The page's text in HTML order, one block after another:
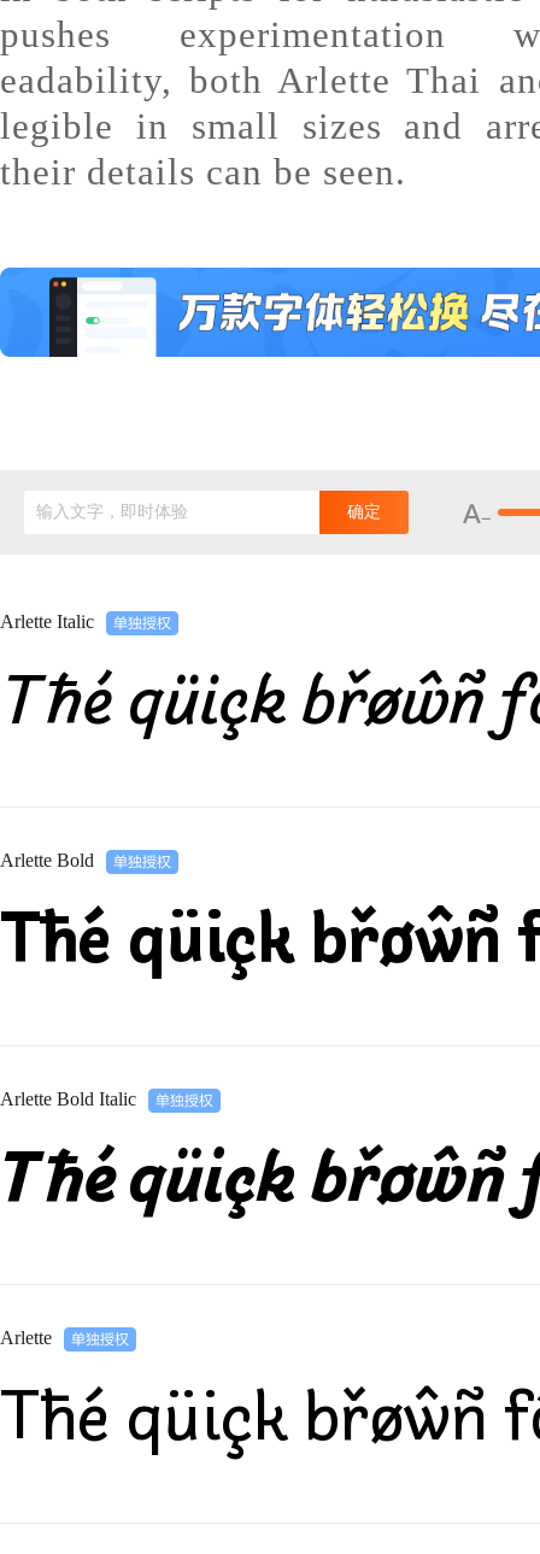
pushes experimentation
eadability, both Arlette Thai
legible in small sizes and
their details can be seen.
输入文字，即时体验 确定
Arlette Italic
Tħé qüiçk břøŵñ
Arlette Bold
Tħé qüiçk břøŵñ
Arlette Bold Italic
Tħé qüiçk břøŵñ
Arlette
Tħé qüiçk břøŵñ